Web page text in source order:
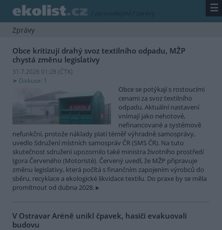
/ zpravodajství / zprávy ☰
Zprávy
Obce kritizují drahý svoz textilního odpadu, MŽP
chystá změnu legislativy
31.7.2026 01:28 (ČTK)
Diskuse: 1
Obce se potýkají s rostoucími
cenami za svoz textilního
odpadu. Aktuální nastavení
vnímají jako nehotové,
nefinancované a systémově
nefunkční, protože náklady platí téměř výhradně samosprávy,
uvedlo Sdružení místních samospráv ČR (SMS ČR). Na tuto
skutečnost sdružení upozornilo také ministra životního prostředí
Igora Červeného (Motoristé). Červený uvedl, že MŽP připravuje
změnu legislativy, která počítá s finančním zapojením výrobců do
sběru, recyklace a ekologické likvidace textilu. Do praxe by se měla
promítnout od dubna 2028.
V Ostravar Aréně unikl čpavek, hasiči evakuovali
budovu